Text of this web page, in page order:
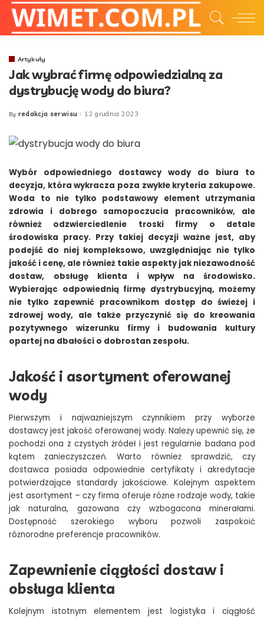
Artykuły
Jak wybrać firmę odpowiedzialną za
dystrybucję wody do biura?
Posted
By redakcja serwisu 12 grudnia 2023
Wybór odpowiedniego dostawcy wody do biura to
decyzja, która wykracza poza zwykłe kryteria zakupowe.
Woda to nie tylko podstawowy element utrzymania
zdrowia i dobrego samopoczucia pracowników, ale
również odzwierciedlenie troski firmy o detale
środowiska pracy. Przy takiej decyzji ważne jest, aby
podejść do niej kompleksowo, uwzględniając nie tylko
jakość i cenę, ale również takie aspekty jak niezawodność
dostaw, obsługę klienta i wpływ na środowisko.
Wybierając odpowiednią firmę dystrybucyjną, możemy
nie tylko zapewnić pracownikom dostęp do świeżej i
zdrowej wody, ale także przyczynić się do kreowania
pozytywnego wizerunku firmy i budowania kultury
opartej na dbałości o dobrostan zespołu.
Jakość i asortyment oferowanej
wody
Pierwszym i najważniejszym czynnikiem przy wyborze
dostawcy jest jakość oferowanej wody. Należy upewnić się, że
pochodzi ona z czystych źródeł i jest regularnie badana pod
kątem zanieczyszczeń. Warto również sprawdzić, czy
dostawca posiada odpowiednie certyfikaty i akredytacje
potwierdzające standardy jakościowe. Kolejnym aspektem
jest asortyment – czy firma oferuje różne rodzaje wody, takie
jak naturalna, gazowana czy wzbogacona minerałami.
Dostępność szerokiego wyboru pozwoli zaspokoić
różnorodne preferencje pracowników.
Zapewnienie ciągłości dostaw i
obsługa klienta
Kolejnym istotnym elementem jest logistyka i ciągłość